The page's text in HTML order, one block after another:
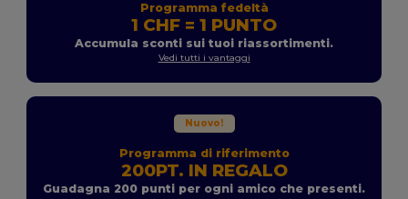
Programma fedeltà
1 CHF = 1 PUNTO
Accumula sconti sui tuoi riassortimenti.
Vedi tutti i vantaggi
Nuovo!
Programma di riferimento
200PT. IN REGALO
Guadagna 200 punti per ogni amico che presenti.